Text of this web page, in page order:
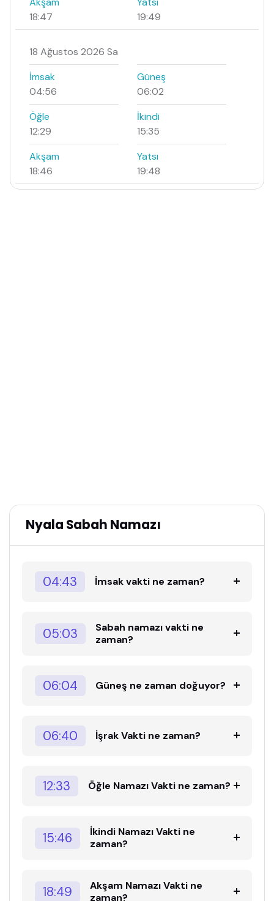
18:47
19:49
18 Ağustos 2026 Sa
İmsak
04:56
Güneş
06:02
Öğle
12:29
İkindi
15:35
Akşam
18:46
Yatsı
19:48
Nyala Sabah Namazı
04:43 İmsak vakti ne zaman?
05:03
Sabah namazı vakti ne
zaman?
06:04 Güneş ne zaman doğuyor?
06:40 İşrak Vakti ne zaman?
12:33 Öğle Namazı Vakti ne zaman?
15:46
İkindi Namazı Vakti ne
zaman?
18:49
Akşam Namazı Vakti ne
zaman?